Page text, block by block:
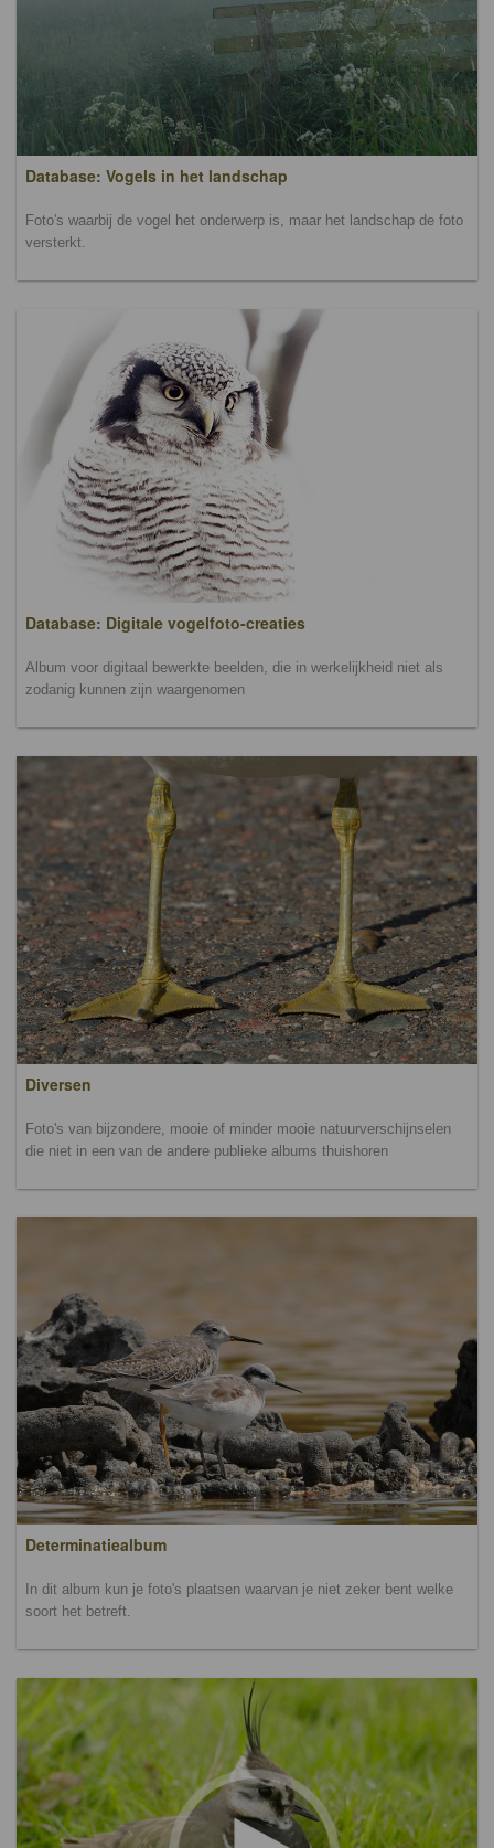
Database: Vogels in het landschap
Foto's waarbij de vogel het onderwerp is, maar het landschap de foto
versterkt.
Database: Digitale vogelfoto-creaties
Album voor digitaal bewerkte beelden, die in werkelijkheid niet als
zodanig kunnen zijn waargenomen
Diversen
Foto's van bijzondere, mooie of minder mooie natuurverschijnselen
die niet in een van de andere publieke albums thuishoren
Determinatiealbum
In dit album kun je foto's plaatsen waarvan je niet zeker bent welke
soort het betreft.